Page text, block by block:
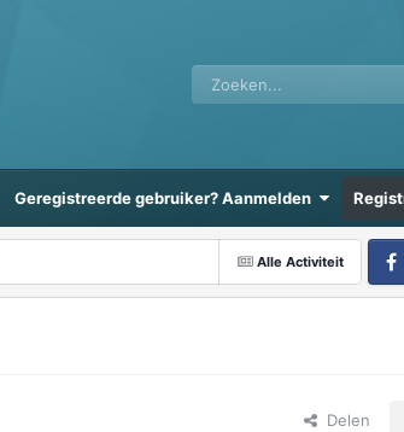
Geregistreerde gebruiker? Aanmelden
Alle Activiteit
Delen